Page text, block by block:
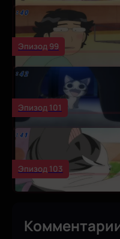
Эпизод 99
Эпизод 101
Эпизод 103